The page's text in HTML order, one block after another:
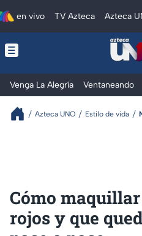
en vivo TV Azteca Azteca
Venga La Alegría Ventaneando
Azteca UNO Estilo de vida
Cómo
rojos y que